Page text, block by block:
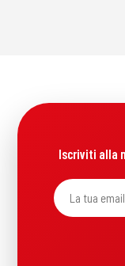
Iscriviti alla